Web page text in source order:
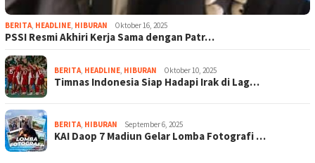
BERITA HEADLINE HIBURAN Oktober 16, 2025
PSSI Resmi Akhiri Kerja Sama dengan Patr…
BERITA HEADLINE HIBURAN Oktober 10, 2025
Timnas Indonesia Siap Hadapi Irak di Lag…
BERITA HIBURAN September 6, 2025
KAI Daop 7 Madiun Gelar Lomba Fotografi …